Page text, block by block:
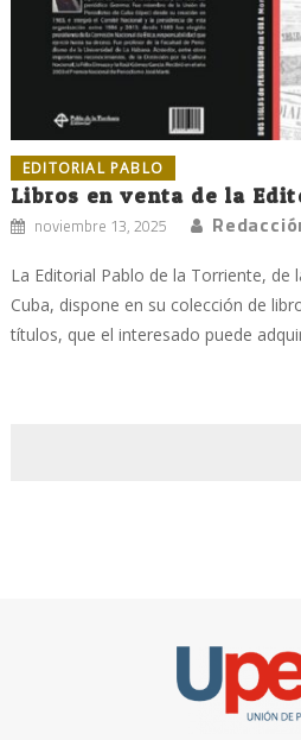
EDITORIAL PABLO
Libros en venta de la
noviembre 13, 2025
La Editorial Pablo de la Torriente, de
Cuba, dispone en su colección de
títulos, que el interesado puede